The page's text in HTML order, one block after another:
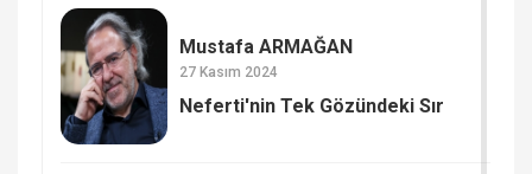
Mustafa ARMAĞAN
27 Kasım 2024
Neferti'nin Tek Gözündeki Sır